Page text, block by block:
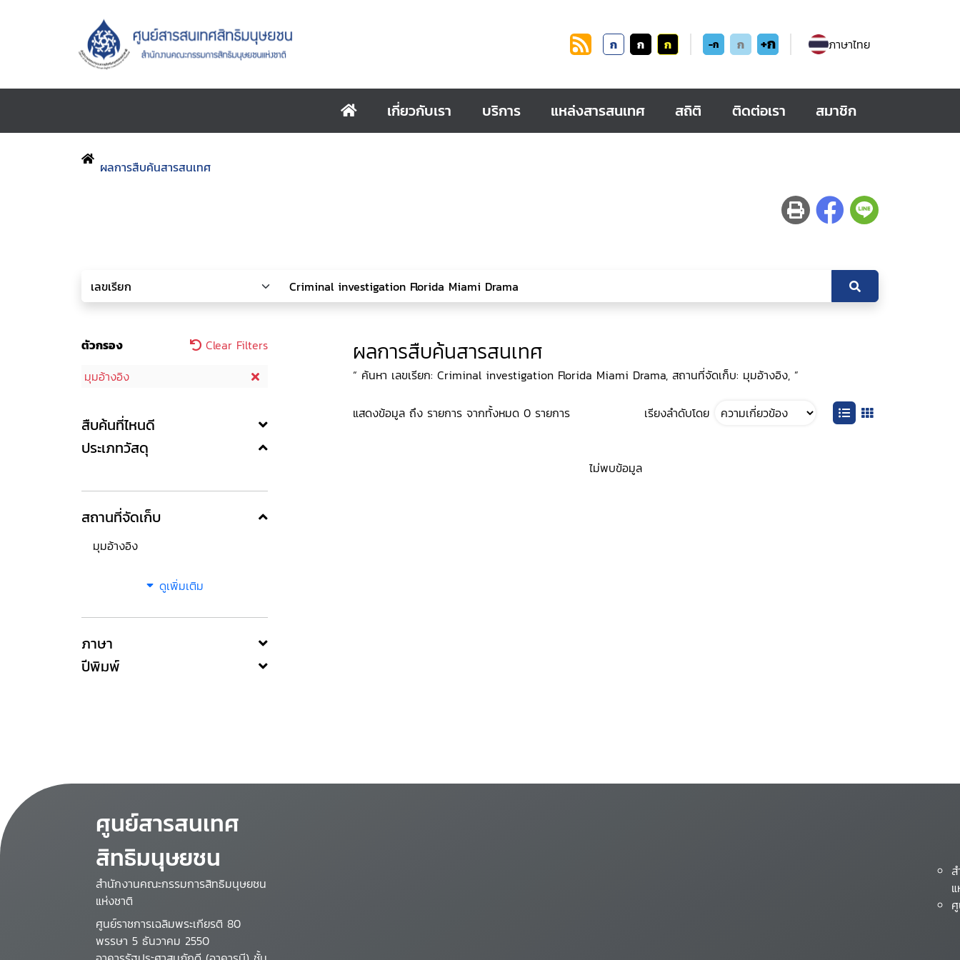
ก ก ก -ก ก +ก ภาษาไทย
เกี่ยวกับเรา บริการ แหล่งสารสนเทศ สถิติ ติดต่อเรา สมาชิก
ผลการสืบค้นสารสนเทศ
ตัวกรอง
Clear Filters
มุมอ้างอิง
สืบค้นที่ไหนดี
ประเภทวัสดุ
สถานที่จัดเก็บ
มุมอ้างอิง
ดูเพิ่มเติม
ภาษา
ปีพิมพ์
ผลการสืบค้นสารสนเทศ
“ ค้นหา เลขเรียก: Criminal investigation Florida Miami Drama, สถานที่จัดเก็บ: มุมอ้างอิง, ”
แสดงข้อมูล ถึง รายการ จากทั้งหมด 0 รายการ เรียงลำดับโดย
ไม่พบข้อมูล
ศูนย์สารสนเทศ
สิทธิมนุษยชน
สำนักงานคณะกรรมการสิทธิมนุษยชน
แห่งชาติ
ศูนย์ราชการเฉลิมพระเกียรติ 80
พรรษา 5 ธันวาคม 2550